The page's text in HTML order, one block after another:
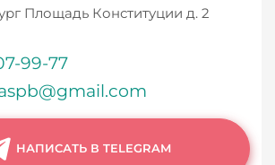
Площадь Конституции д. 2
99-77
НАПИСАТЬ В TELEGRAM